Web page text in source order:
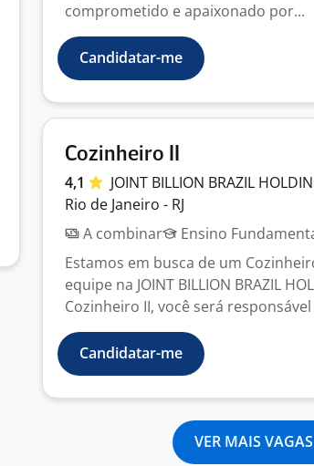
comprometido e apaixonado por...
Candidatar-me
Cozinheiro II
4,1 JOINT BILLION BRAZIL
Rio de Janeiro - RJ
A combinar
Ensino
Estamos em busca de um
equipe na JOINT BILLION BRAZIL
Cozinheiro II, você será responsável
Candidatar-me
VER MAIS